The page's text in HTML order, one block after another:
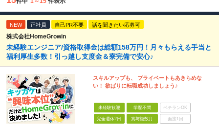
NEW 正社員 自己PR不要 話を聞きたい応募可
株式会社HomeGrowin
未経験エンジニア/資格取得金は総額158万円！月々もらえる手当と
福利厚生多数！引っ越し支度金＆寮完備で安心♪
スキルアップも、 プライベートもあきらめな
い！ 欲ばりに転職成功しましょう♪
未経験歓迎 学歴不問 ベテランOK
完全週休2日 賞与複数月 面接1回